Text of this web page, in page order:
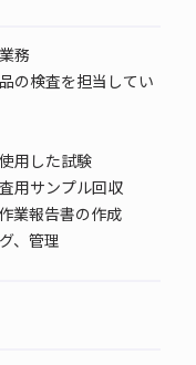
務
の検査を担当してい
用した試験
用サンプル回収
業報告書の作成
、管理